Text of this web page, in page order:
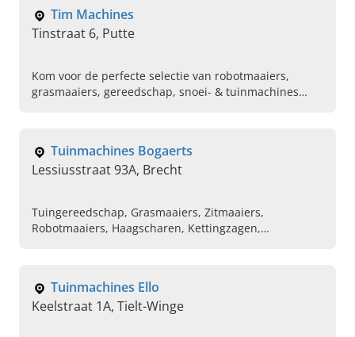
Tim Machines
Tinstraat 6, Putte
Kom voor de perfecte selectie van robotmaaiers,
grasmaaiers, gereedschap, snoei- & tuinmachines
Tuinmachines Bogaerts
Lessiusstraat 93A, Brecht
Tuingereedschap, Grasmaaiers, Zitmaaiers,
Robotmaaiers, Haagscharen, Kettingzagen,
Tuinmachines Ello
Keelstraat 1A, Tielt-Winge